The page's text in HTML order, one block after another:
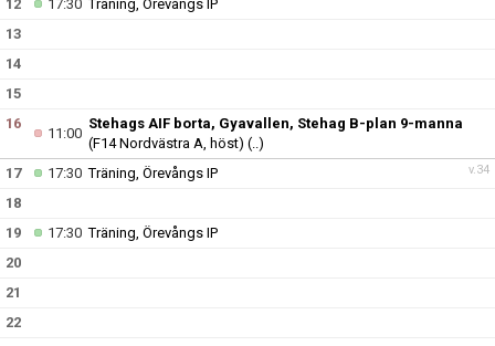
12
17:30Träning, Örevångs IP
13
14
15
16
11:00
Stehags AIF borta, Gyavallen, Stehag B-plan 9-manna
(F14 Nordvästra A, höst) (..)
v.34
17 17:30Träning, Örevångs IP
18
19
17:30Träning, Örevångs IP
20
21
22